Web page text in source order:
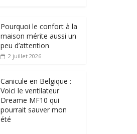
Pourquoi le confort à la
maison mérite aussi un
peu d’attention
2 juillet 2026
Canicule en Belgique :
Voici le ventilateur
Dreame MF10 qui
pourrait sauver mon
été